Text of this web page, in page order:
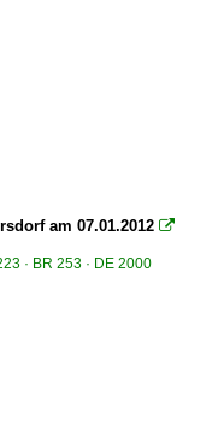
Taurus Werbeloks
'Gagarin'
am 07.01.2012 
· BR 253 · DE 2000